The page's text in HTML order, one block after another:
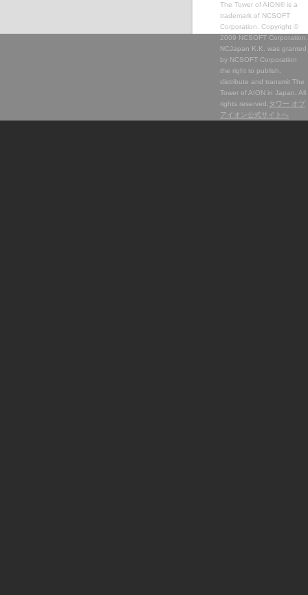
The Tower of AION® is a
trademark of NCSOFT
Corporation. Copyright ©
2009 NCSOFT Corporation.
NCJapan K.K. was granted
by NCSOFT Corporation
the right to publish,
distribute and transmit The
Tower of AION in Japan. All
rights reserved. タワー オブ
アイオン公式サイトへ